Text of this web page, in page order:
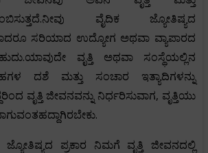
ವೈದಿಕ ಜ್ಯೋತಿಷ್ಯದ
ಸರಿಯಾದ ಉದ್ಯೋಗ ಅಥವಾ ವ್ಯಾಪಾರದ
ವೃತ್ತಿ ಅಥವಾ ಸಂಸ್ಥೆಯಲ್ಲಿನ
ದಶೆ ಮತ್ತು ಸಂಚಾರ ಇತ್ಯಾದಿಗಳನ್ನು
ವೃತ್ತಿ ಜೀವನವನ್ನು ನಿರ್ಧರಿಸುವಾಗ, ವೃತ್ತಿಯು
ಪ್ರಕಾರ ನಿಮಗೆ ವೃತ್ತಿ ಜೀವನದಲ್ಲಿ